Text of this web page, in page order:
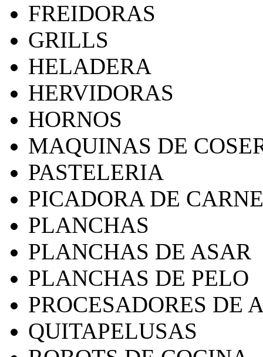
FREIDORAS
GRILLS
HELADERA
HERVIDORAS
HORNOS
MAQUINAS DE
PASTELERIA
PICADORA DE CARNE
PLANCHAS
PLANCHAS DE ASAR
PLANCHAS DE PELO
PROCESADORES DE
QUITAPELUSAS